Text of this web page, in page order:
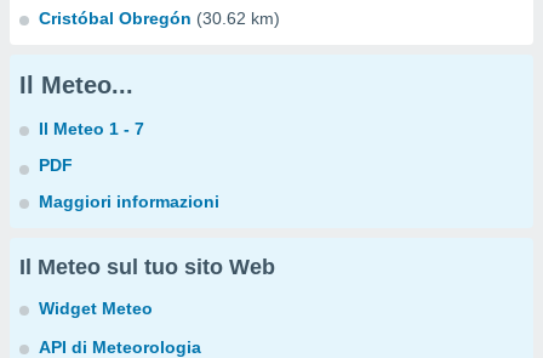
Cristóbal Obregón (30.62 km)
Il Meteo...
Il Meteo 1 - 7
PDF
Maggiori informazioni
Il Meteo sul tuo sito Web
Widget Meteo
API di Meteorologia